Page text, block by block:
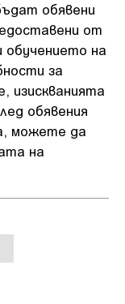
обявени
от
обучението на
за
изискванията
обявения
можете да
на